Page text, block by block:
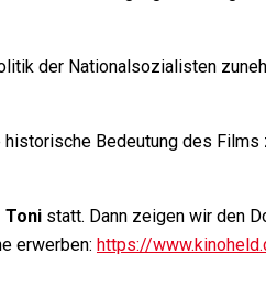
der Nationalsozialisten
Bedeutung des Films
Toni statt. Dann zeigen wir den
erwerben: https://